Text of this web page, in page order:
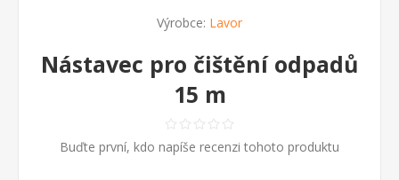
Výrobce: Lavor
Nástavec pro čištění odpadů
15 m
Buďte první, kdo napíše recenzi tohoto produktu